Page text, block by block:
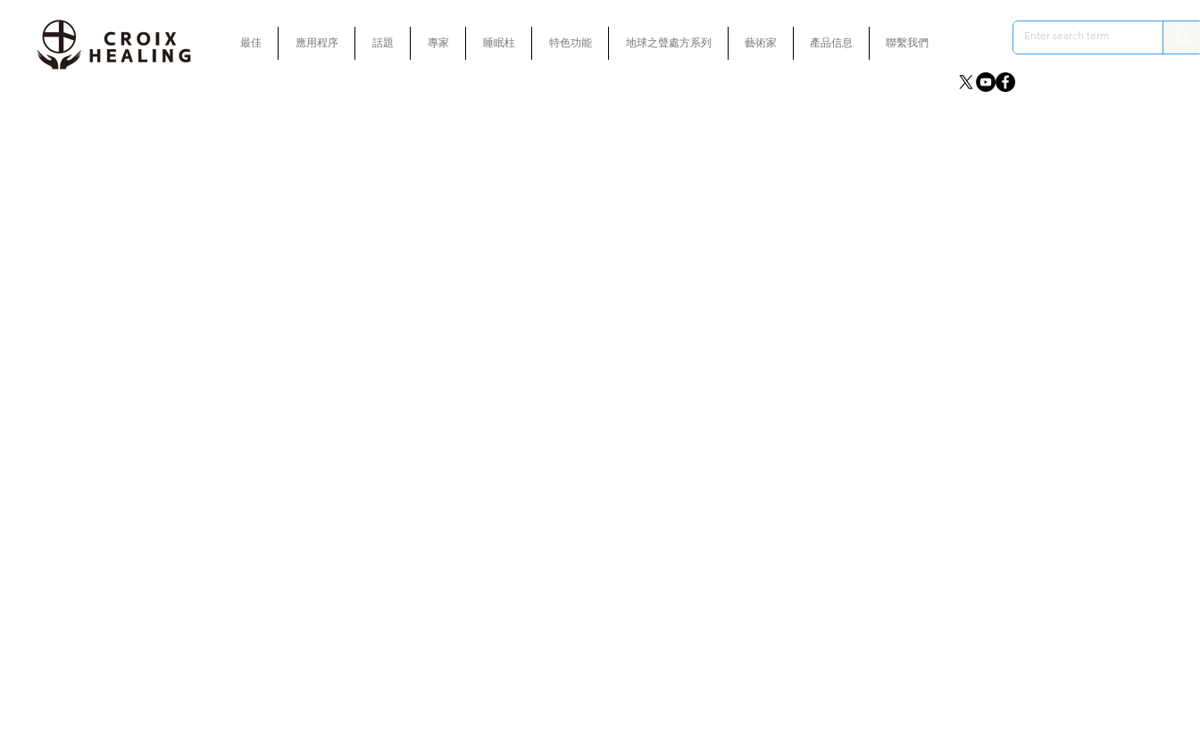
最佳 應用程序 話題 專家 睡眠柱 特色功能 地球之聲處方系列 藝術家 產品信息 聯繫我們